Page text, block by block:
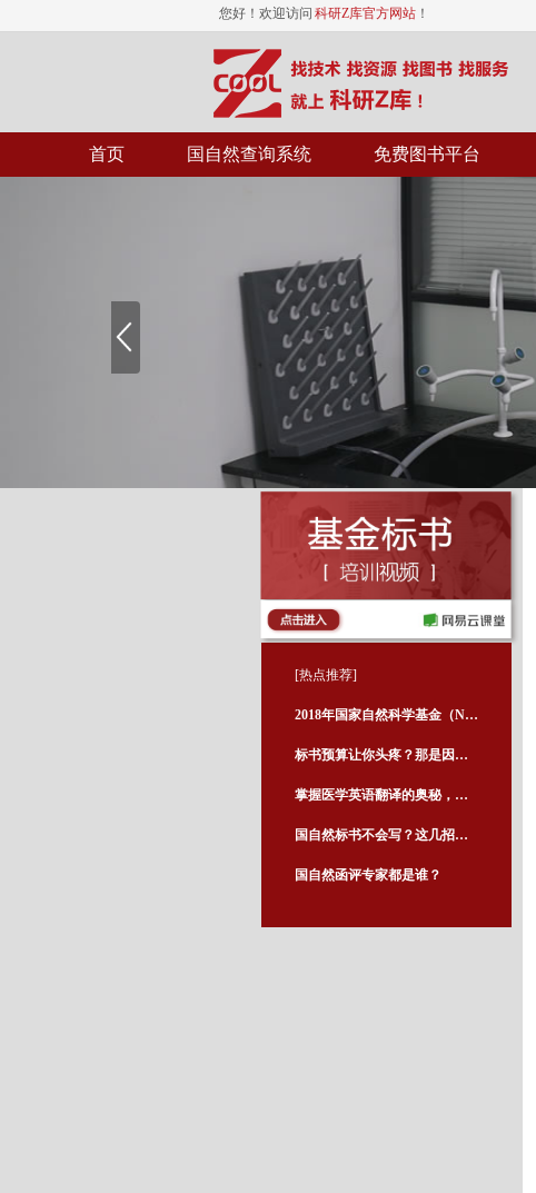
您好！欢迎访问 科研Z库官方网站 ！
首页 国自然查询系统 免费图书平台
[热点推荐]
2018年国家自然科学基金（NSFC）初审结果公布了！
标书预算让你头疼？那是因为没做到这几点！
掌握医学英语翻译的奥秘，在于是否准确把握好这个
国自然标书不会写？这几招帮你搞定！
国自然函评专家都是谁？